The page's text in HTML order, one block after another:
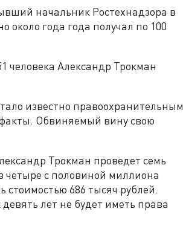
начальник Ростехнадзора в
около года года получал по 100
человека Александр Трокман
известно правоохранительным
Обвиняемый вину свою
Трокман проведет семь
четыре с половиной миллиона
стоимостью 686 тысяч рублей.
лет не будет иметь права